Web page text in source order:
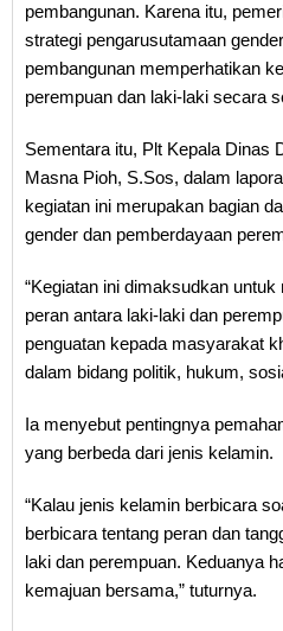
pembangunan. Karena itu,
strategi pengarusutamaan
pembangunan memperhatikan
perempuan dan laki-laki secara
Sementara itu, Plt Kepala Dinas
Masna Pioh, S.Sos, dalam
kegiatan ini merupakan bagian
gender dan pemberdayaan
“Kegiatan ini dimaksudkan
peran antara laki-laki dan
penguatan kepada masyarakat
dalam bidang politik, hukum,
Ia menyebut pentingnya
yang berbeda dari jenis kelamin.
“Kalau jenis kelamin berbicara
berbicara tentang peran dan
laki dan perempuan. Keduanya
kemajuan bersama,” tuturnya.